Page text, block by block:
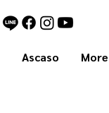
Ascaso More